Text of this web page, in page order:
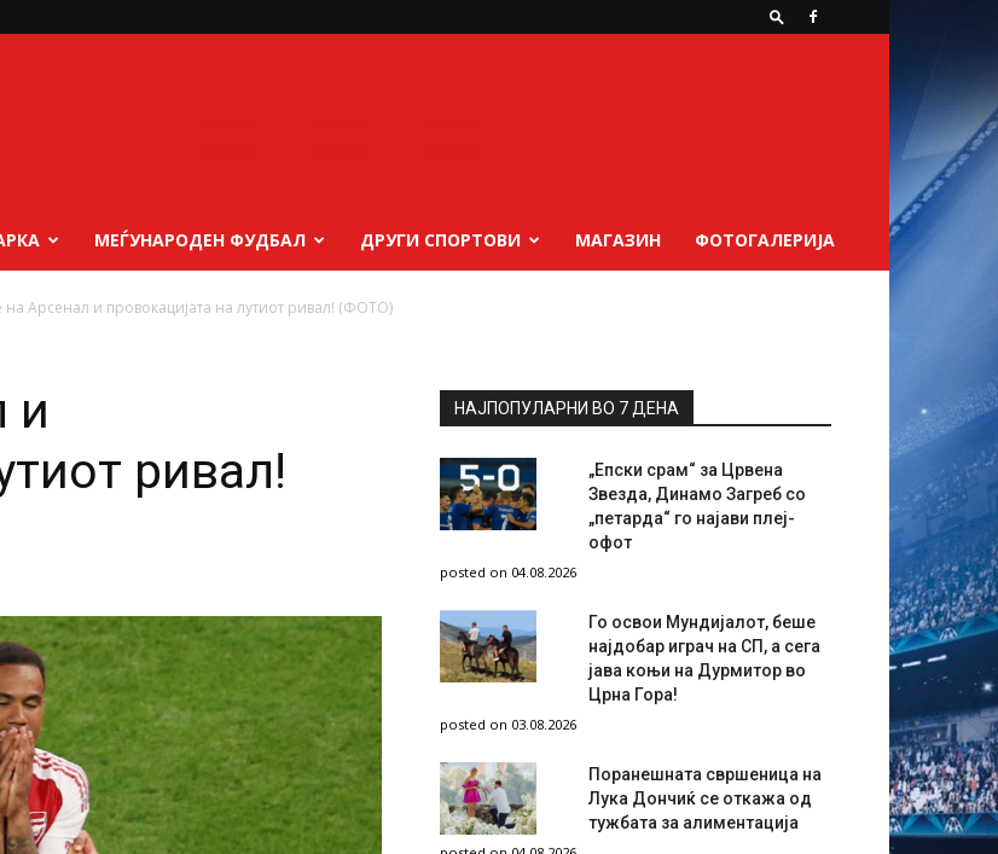
МЕЃУНАРОДЕН ФУДБАЛ ДРУГИ СПОРТОВИ МАГАЗИН ФОТОГАЛЕРИЈА
на Арсенал и провокацијата на лутиот ривал! (ФОТО)
и
ривал!
НАЈПОПУЛАРНИ ВО 7 ДЕНА
„Епски срам“ за Црвена
Звезда, Динамо Загреб со
„петарда“ го најави плеј-
офот
posted on 04.08.2026
Го освои Мундијалот, беше
најдобар играч на СП, а сега
јава коњи на Дурмитор во
Црна Гора!
posted on 03.08.2026
Поранешната свршеница на
Лука Дончиќ се откажа од
тужбата за алиментација